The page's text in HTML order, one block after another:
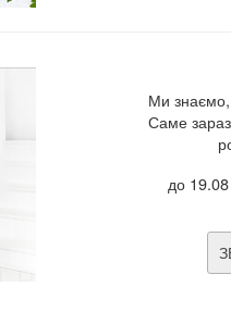
Ми знаємо,
Саме зараз
до 19.08